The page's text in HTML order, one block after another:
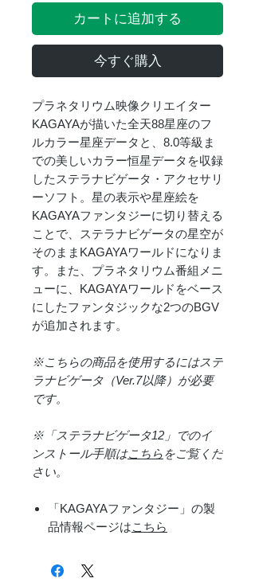
カートに追加する
今すぐ購入
プラネタリウム映像クリエイター
KAGAYAが描いた全天88星座のフ
ルカラー星座データと、8.0等級ま
での美しいカラー恒星データを収録
したステラナビゲータ・アクセサリ
ーソフト。星の表示や星座絵を
KAGAYAファンタジーに切り替える
ことで、ステラナビゲータの星空が
そのままKAGAYAワールドになりま
す。また、プラネタリウム番組メニ
ューに、KAGAYAワールドをベース
にしたファンタジックな2つのBGV
が追加されます。
※こちらの商品を使用するにはステ
ラナビゲータ（Ver.7以降）が必要
です。
※「ステラナビゲータ12」でのイ
ンストール手順はこちらをご覧くだ
さい。
「KAGAYAファンタジー」の製
品情報ページはこちら